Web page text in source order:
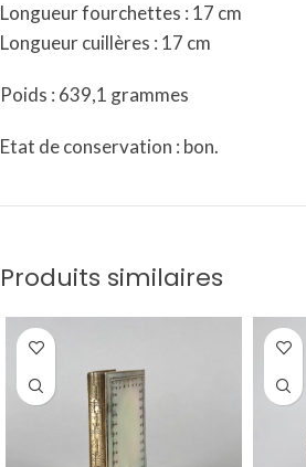
Longueur fourchettes : 17 cm
Longueur cuillères : 17 cm
Poids : 639,1 grammes
Etat de conservation : bon.
Produits similaires